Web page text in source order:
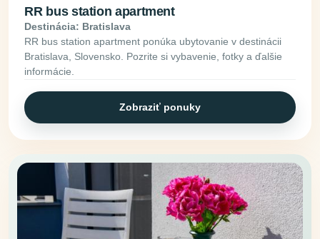
RR bus station apartment
Destinácia: Bratislava
RR bus station apartment ponúka ubytovanie v destinácii
Bratislava, Slovensko. Pozrite si vybavenie, fotky a ďalšie
informácie.
Zobraziť ponuky